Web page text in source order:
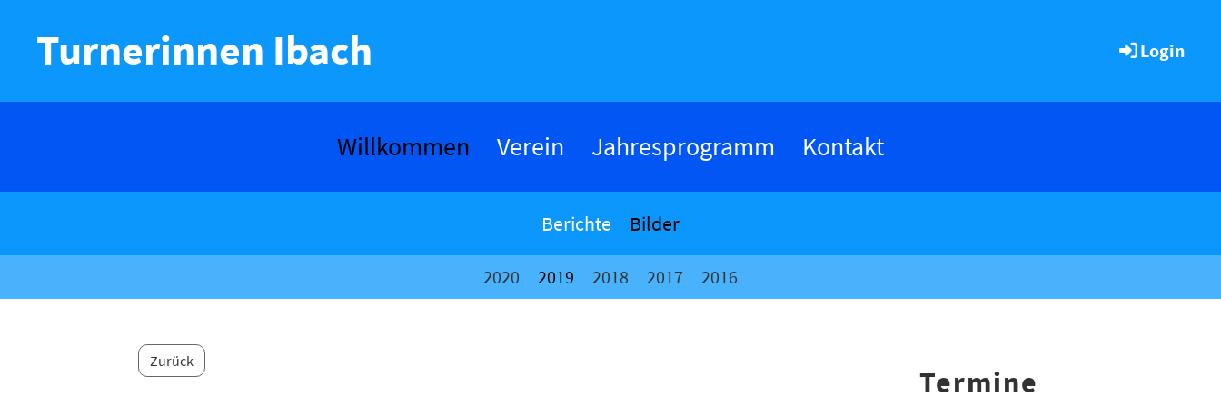
Turnerinnen Ibach Login
Willkommen Verein Jahresprogramm Kontakt
Berichte Bilder
2020 2019 2018 2017 2016
Zurück
Termine